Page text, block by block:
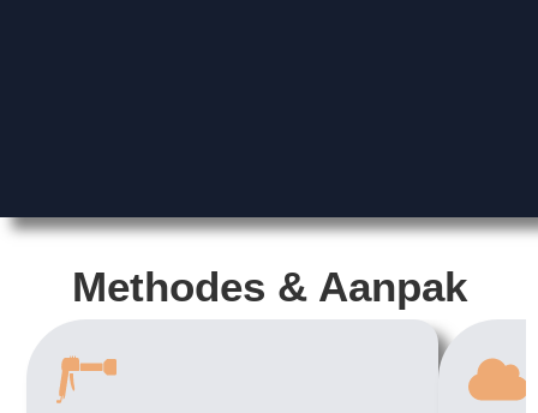
Methodes & Aanpak